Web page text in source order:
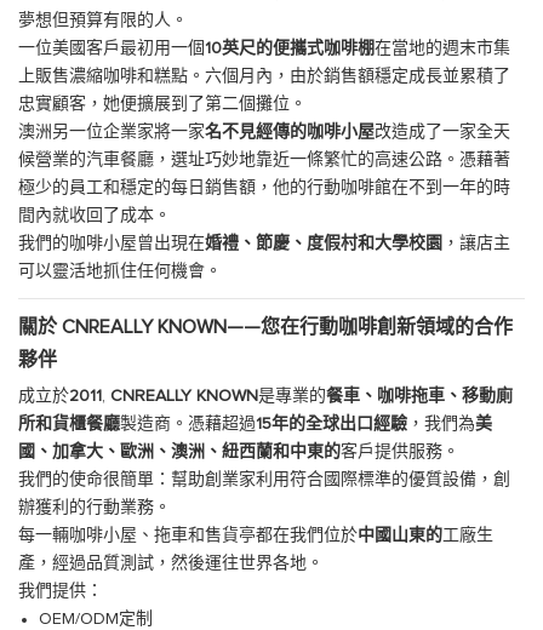
夢想但預算有限的人。
一位美國客戶最初用一個10英尺的便攜式咖啡棚在當地的週末市集
上販售濃縮咖啡和糕點。六個月內，由於銷售額穩定成長並累積了
忠實顧客，她便擴展到了第二個攤位。
澳洲另一位企業家將一家名不見經傳的咖啡小屋改造成了一家全天
候營業的汽車餐廳，選址巧妙地靠近一條繁忙的高速公路。憑藉著
極少的員工和穩定的每日銷售額，他的行動咖啡館在不到一年的時
間內就收回了成本。
我們的咖啡小屋曾出現在婚禮、節慶、度假村和大學校園 ，讓店主
可以靈活地抓住任何機會。
關於 CNREALLY KNOWN——您在行動咖啡創新領域的合作
夥伴
成立於2011 , CNREALLY KNOWN是專業的餐車、 咖啡拖車 、移動廁
所和貨櫃餐廳製造商。憑藉超過15年的全球出口經驗 ，我們為美
國、加拿大、歐洲、澳洲、紐西蘭和中東的客戶提供服務。
我們的使命很簡單：幫助創業家利用符合國際標準的優質設備，創
辦獲利的行動業務。
每一輛咖啡小屋、拖車和售貨亭都在我們位於中國山東的 工廠生
產，經過品質測試，然後運往世界各地。
我們提供：
OEM/ODM定制